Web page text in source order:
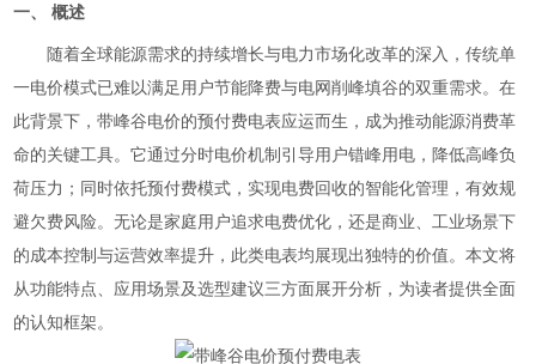
一、 概述
随着全球能源需求的持续增长与电力市场化改革的深入，传统单
一电价模式已难以满足用户节能降费与电网削峰填谷的双重需求。在
此背景下，带峰谷电价的预付费电表应运而生，成为推动能源消费革
命的关键工具。它通过分时电价机制引导用户错峰用电，降低高峰负
荷压力；同时依托预付费模式，实现电费回收的智能化管理，有效规
避欠费风险。无论是家庭用户追求电费优化，还是商业、工业场景下
的成本控制与运营效率提升，此类电表均展现出独特的价值。本文将
从功能特点、应用场景及选型建议三方面展开分析，为读者提供全面
的认知框架。